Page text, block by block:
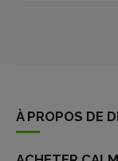
À PROPOS DE